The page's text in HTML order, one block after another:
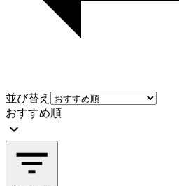
並び替え
おすすめ順